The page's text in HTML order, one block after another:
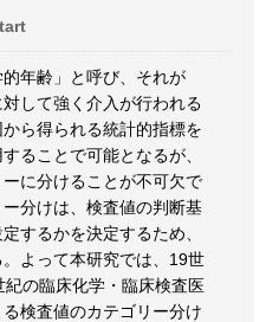
年齢」と呼び、それが
して強く介入が行われる
ら得られる統計的指標を
ることで可能となるが、
に分けることが不可欠で
分けは、検査値の判断基
するかを決定するため、
よって本研究では、19世
の臨床化学・臨床検査医
検査値のカテゴリー分け